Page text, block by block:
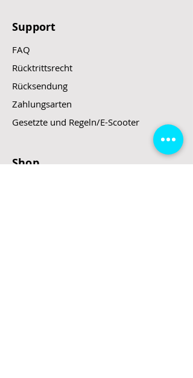
Support
FAQ
Rücktrittsrecht
Rücksendung
Zahlungsarten
Gesetzte und Regeln/E-Scooter
Shop